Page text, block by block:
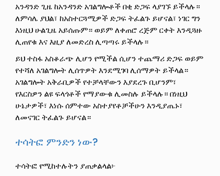
አንዳንድ ጊዜ ከአንዳንድ አገልግሎቶች በቂ ድጋፍ ላያገኙ ይችላሉ።
ለምሳሌ ያህል፣ ከአስተርጓሚዎች ድጋፍ ትፈልጉ ይሆናል፣ ነገር ግን
እነዚህ ሁልጊዜ አይሰጡም። ወይም ለቀጠሮ ረጅም ርቀት እንዲጓዙ
ሊጠየቁ እና እዚያ ለመድረስ ሊጣጣሩ ይችላሉ።
ይህ ተስፋ አስቆራጭ ሊሆን የሚችል ሲሆን ተጨማሪ ድጋፍ ወይም
የተሻለ አገልግሎት ሊሰጥዎት እንደሚገባ ሊሰማዎት ይችላል።
አገልግሎት አቅራቢዎች የተቻላቸውን እያደረጉ ቢሆንም፣
የእርስዎን ልዩ ፍላጎቶች የማያውቁ ሊመስሉ ይችላሉ። በነዚህ
ሁኔታዎች፣ እነሱ ሰምተው አስተያየቶቻችሁን እንዲያጤኑ፣
ለመናገር ትፈልጉ ይሆናል።
ተሳትፎ ምንድን ነው?
ተሳትፎ የሚከተሉትን ያጠቃልላል፦